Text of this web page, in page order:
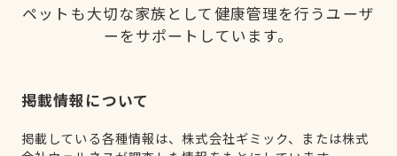
ペットも大切な家族として健康管理を行うユーザ
ーをサポートしています。
掲載情報について
掲載している各種情報は、株式会社ギミック、または株式